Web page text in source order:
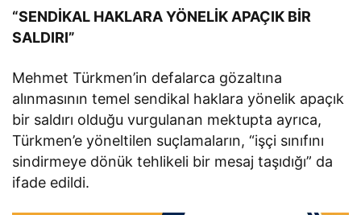
“SENDİKAL HAKLARA YÖNELİK APAÇIK BİR
SALDIRI”
Mehmet Türkmen’in defalarca gözaltına
alınmasının temel sendikal haklara yönelik apaçık
bir saldırı olduğu vurgulanan mektupta ayrıca,
Türkmen’e yöneltilen suçlamaların, “işçi sınıfını
sindirmeye dönük tehlikeli bir mesaj taşıdığı” da
ifade edildi.